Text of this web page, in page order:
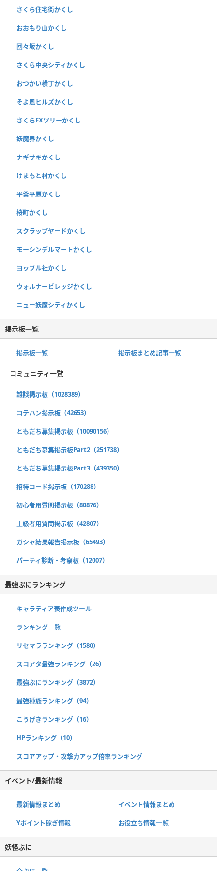
さくら住宅街かくし
おおもり山かくし
団々坂かくし
さくら中央シティかくし
おつかい横丁かくし
そよ風ヒルズかくし
さくらEXツリーかくし
妖魔界かくし
ナギサキかくし
けまもと村かくし
平釜平原かくし
桜町かくし
スクラップヤードかくし
モーシンデルマートかくし
ヨップル社かくし
ウォルナービレッジかくし
ニュー妖魔シティかくし
掲示板一覧
掲示板一覧 掲示板まとめ記事一覧
コミュニティ一覧
雑談掲示板（1028389）
コテハン掲示板（42653）
ともだち募集掲示板（10090156）
ともだち募集掲示板Part2（251738）
ともだち募集掲示板Part3（439350）
招待コード掲示板（170288）
初心者用質問掲示板（80876）
上級者用質問掲示板（42807）
ガシャ結果報告掲示板（65493）
パーティ診断・考察板（12007）
最強ぷにランキング
キャラティア表作成ツール
ランキング一覧
リセマラランキング（1580）
スコアタ最強ランキング（26）
最強ぷにランキング（3872）
最強種族ランキング（94）
こうげきランキング（16）
HPランキング（10）
スコアアップ・攻撃力アップ倍率ランキング
イベント/最新情報
最新情報まとめ イベント情報まとめ
Yポイント稼ぎ情報 お役立ち情報一覧
妖怪ぷに